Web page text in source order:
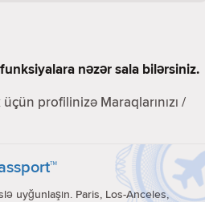
nəzər sala bilərsiniz.
profilinizə Maraqlarınızı /
uyğunlaşın. Paris, Los-Anceles,